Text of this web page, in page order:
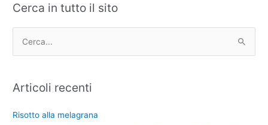
Cerca in tutto il sito
c
Articoli recenti
Risotto alla melagrana
C
e
o
i
A
h
v